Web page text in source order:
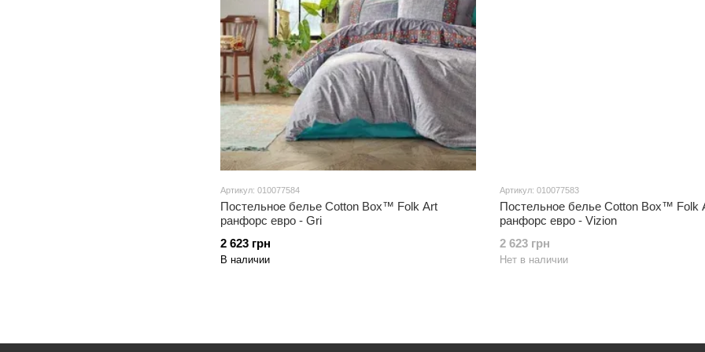
Артикул: 010077584
Постельное белье Cotton Box™ Folk Art
ранфорс евро - Gri
2 623 грн
В наличии
Артикул: 010077583
Постельное белье Cotton Box™ Folk
ранфорс евро - Vizion
2 623 грн
Нет в наличии